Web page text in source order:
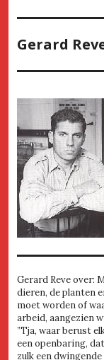
Gerard
Gerard Reve over:
dieren, de planten
moet worden of
arbeid, aangezien
”Tja, waar berust
een openbaring,
zulk een